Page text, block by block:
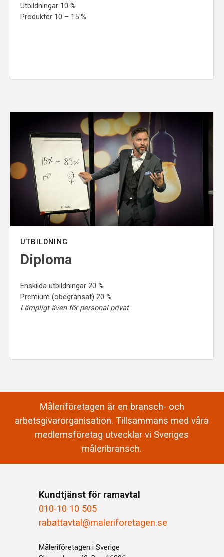
Utbildningar 10 %
Produkter 10 – 15 %
UTBILDNING
Diploma
Enskilda utbildningar 20 %
Premium (obegränsat) 20 %
Lämpligt även för personal privat
Måleriföretagen är en bransch- och
arbetsgivarorganisation. Tillsammans med våra
medlemsföretag utvecklar vi Sveriges
måleribransch.
Kundtjänst för ramavtal
010-10 10 505
rabattavtal@maleriforetagen.se
Måleriföretagen i Sverige